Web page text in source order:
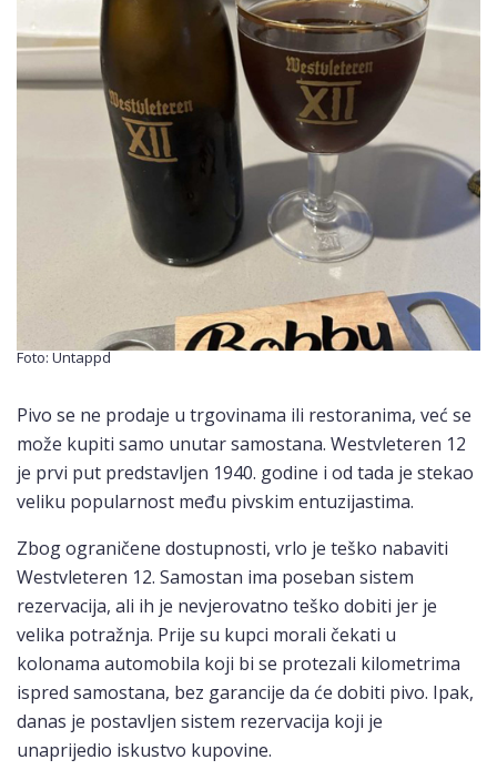
Foto: Untappd
Pivo se ne prodaje u trgovinama ili restoranima, već se
može kupiti samo unutar samostana. Westvleteren 12
je prvi put predstavljen 1940. godine i od tada je stekao
veliku popularnost među pivskim entuzijastima.
Zbog ograničene dostupnosti, vrlo je teško nabaviti
Westvleteren 12. Samostan ima poseban sistem
rezervacija, ali ih je nevjerovatno teško dobiti jer je
velika potražnja. Prije su kupci morali čekati u
kolonama automobila koji bi se protezali kilometrima
ispred samostana, bez garancije da će dobiti pivo. Ipak,
danas je postavljen sistem rezervacija koji je
unaprijedio iskustvo kupovine.